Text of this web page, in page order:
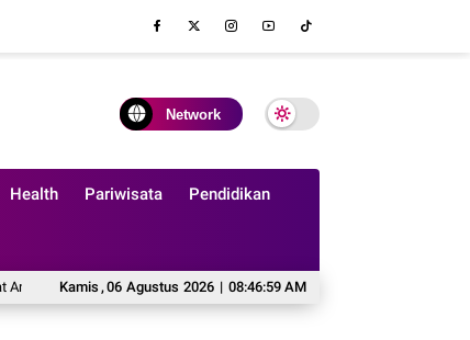
Network
Health Pariwisata Pendidikan
Kamis ,06 Agustus 2026 | 08:47:01 AM
Siswa SD Negeri 2 Bila Mahasiswa KKN T IDBU 42 Team 1 Undip